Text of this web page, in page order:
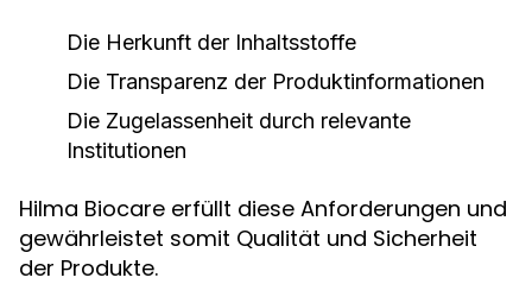
Die Herkunft der Inhaltsstoffe
Die Transparenz der Produktinformationen
Die Zugelassenheit durch relevante
Institutionen
Hilma Biocare erfüllt diese Anforderungen und
gewährleistet somit Qualität und Sicherheit
der Produkte.